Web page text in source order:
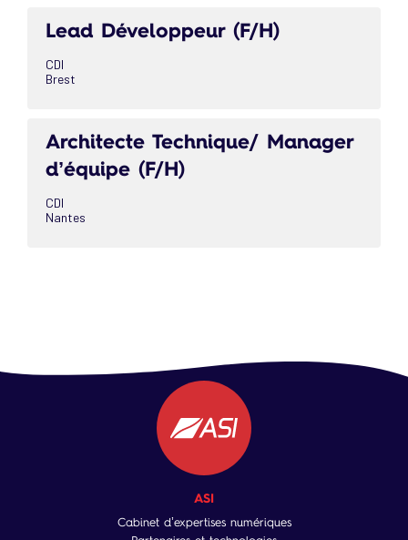
Lead Développeur (F/H)
CDI
Brest
Architecte Technique/ Manager
d’équipe (F/H)
CDI
Nantes
ASI
Cabinet d’expertises numériques